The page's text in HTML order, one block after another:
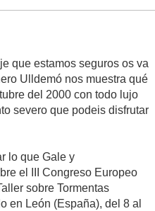
que estamos seguros os va
Ulldemó nos muestra qué
del 2000 con todo lujo
severo que podeis disfrutar
lo que Gale y
el III Congreso Europeo
sobre Tormentas
en León (España), del 8 al